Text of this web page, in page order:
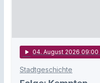
play_arrow 04. August 2026 09:00
Stadtgeschichte